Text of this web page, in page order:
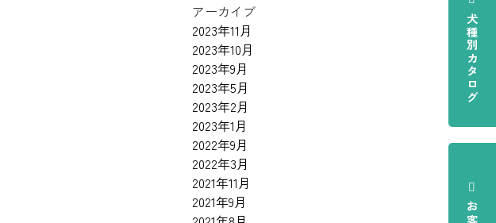
犬種別カタログ
アーカイブ
2023年11月
2023年10月
2023年9月
2023年5月
2023年2月
2023年1月
2022年9月
2022年3月
2021年11月
2021年9月